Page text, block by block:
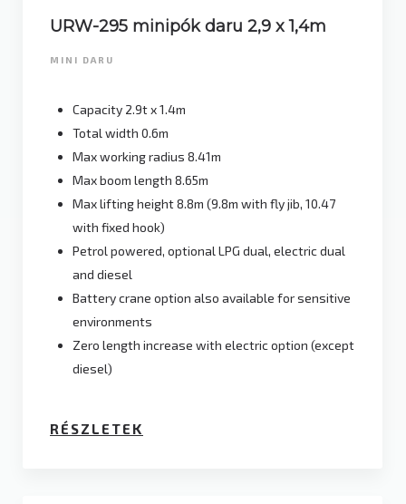
URW-295 minipók daru 2,9 x 1,4m
MINI DARU
Capacity 2.9t x 1.4m
Total width 0.6m
Max working radius 8.41m
Max boom length 8.65m
Max lifting height 8.8m (9.8m with fly jib, 10.47
with fixed hook)
Petrol powered, optional LPG dual, electric dual
and diesel
Battery crane option also available for sensitive
environments
Zero length increase with electric option (except
diesel)
RÉSZLETEK